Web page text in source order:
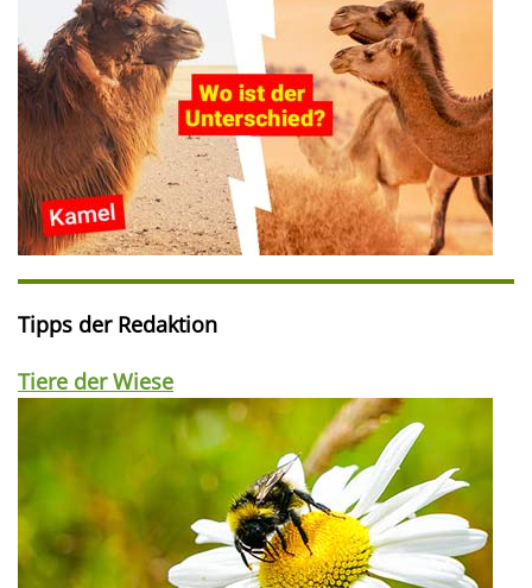
Tipps der Redaktion
Tiere der Wiese